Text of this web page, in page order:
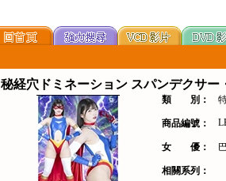
秘経穴ドミネーション スパンデクサー
類 別：
商品編號：
女 優：
相關系列：